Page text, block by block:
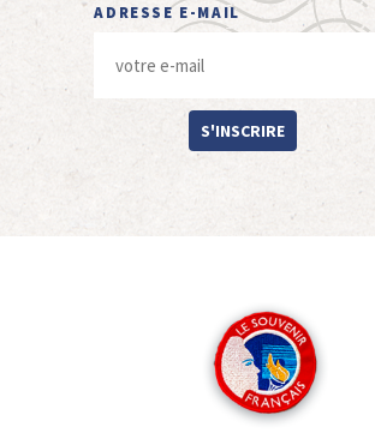
ADRESSE E-MAIL
S'INSCRIRE